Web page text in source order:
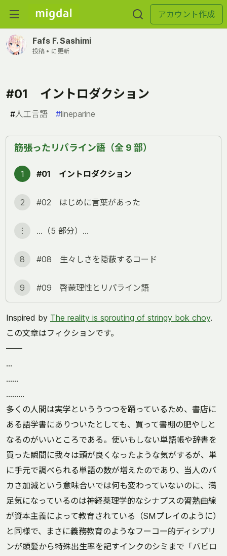
アカウント作成
Fafs F. Sashimi
投稿 • に更新
#01 イントロダクション
#人工言語 #lineparine
筋張ったリパライン語（全 9 部）
1 #01 イントロダクション
2 #02 はじめに言葉があった
︙ …（5 部分）…
8 #08 生々しさを隠蔽するコード
9 #09 啓蒙理性とリパライン語
Inspired by The reality is sprouting of stringy bok choy.
この文章はフィクションです。
――
…
……
………
多くの人間は実学といううつつを踊っているため、書店に
ある語学書にありついたとしても、買って書棚の肥やしと
なるのがいいところである。使いもしない単語帳や辞書を
買った瞬間に我々は頭が良くなったような気がするが、単
に手元で調べられる単語の数が増えたのであり、当人のバ
カさ加減という意味合いでは何も変わっていないのに、満
足気になっているのは神経薬理学的なシナプスの習熟曲線
が資本主義によって教育されている（SMプレイのように）
と同様で、まさに義務教育のようなフーコー的ディシプリ
ンが頭髪から特殊出生率を記すインクのシミまで「バビロ